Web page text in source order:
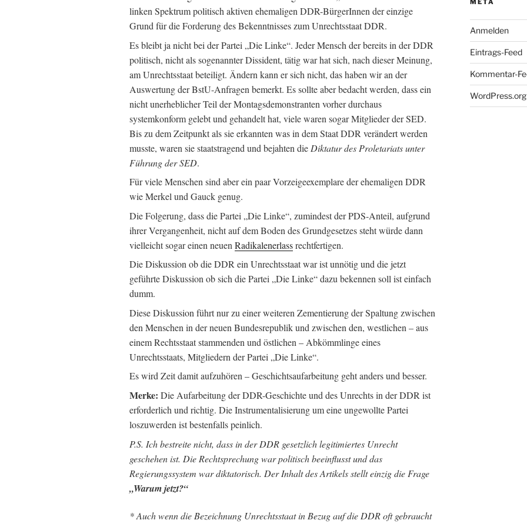
linken Spektrum politisch aktiven ehemaligen DDR-BürgerInnen der einzige
Grund für die Forderung des Bekenntnisses zum Unrechtsstaat DDR.
Es bleibt ja nicht bei der Partei „Die Linke“. Jeder Mensch der bereits in der DDR
politisch, nicht als sogenannter Dissident, tätig war hat sich, nach dieser Meinung,
am Unrechtsstaat beteiligt. Ändern kann er sich nicht, das haben wir an der
Auswertung der BstU-Anfragen bemerkt. Es sollte aber bedacht werden, dass ein
nicht unerheblicher Teil der Montagsdemonstranten vorher durchaus
systemkonform gelebt und gehandelt hat, viele waren sogar Mitglieder der SED.
Bis zu dem Zeitpunkt als sie erkannten was in dem Staat DDR verändert werden
musste, waren sie staatstragend und bejahten die Diktatur des Proletariats unter
Führung der SED.
Für viele Menschen sind aber ein paar Vorzeigeexemplare der ehemaligen DDR
wie Merkel und Gauck genug.
Die Folgerung, dass die Partei „Die Linke“, zumindest der PDS-Anteil, aufgrund
ihrer Vergangenheit, nicht auf dem Boden des Grundgesetzes steht würde dann
vielleicht sogar einen neuen Radikalenerlassrechtfertigen.
Die Diskussion ob die DDR ein Unrechtsstaat war ist unnötig und die jetzt
geführte Diskussion ob sich die Partei „Die Linke“ dazu bekennen soll ist einfach
dumm.
Diese Diskussion führt nur zu einer weiteren Zementierung der Spaltung zwischen
den Menschen in der neuen Bundesrepublik und zwischen den, westlichen – aus
einem Rechtsstaat stammenden und östlichen – Abkömmlinge eines
Unrechtsstaats, Mitgliedern der Partei „Die Linke“.
Es wird Zeit damit aufzuhören – Geschichtsaufarbeitung geht anders und besser.
Merke: Die Aufarbeitung der DDR-Geschichte und des Unrechts in der DDR ist
erforderlich und richtig. Die Instrumentalisierung um eine ungewollte Partei
loszuwerden ist bestenfalls peinlich.
P.S. Ich bestreite nicht, dass in der DDR gesetzlich legitimiertes Unrecht
geschehen ist. Die Rechtsprechung war politisch beeinflusst und das
Regierungssystem war diktatorisch. Der Inhalt des Artikels stellt einzig die Frage
„Warum jetzt?“
* Auch wenn die Bezeichnung Unrechtsstaat in Bezug auf die DDR oft gebraucht
META
Anmelden
Eintrags-Feed
Kommentar-
WordPress.org